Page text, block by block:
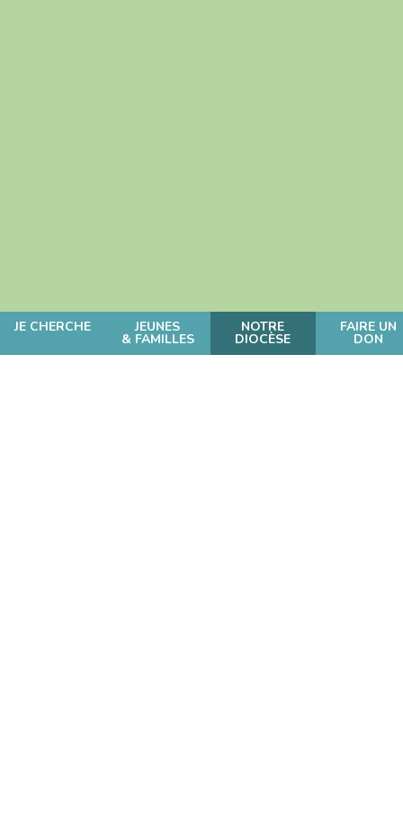
JE CHERCHE JEUNES
& FAMILLES
NOTRE
DIOCÈSE
FAIRE UN
DON